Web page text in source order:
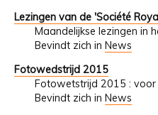
Lezingen van de 'Société
Maandelijkse lezingen in
Bevindt zich in News
Fotowedstrijd 2015
Fotowetstrijd 2015 : voor
Bevindt zich in News